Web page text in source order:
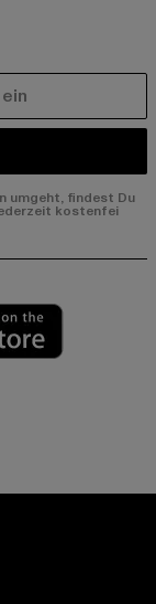
umgeht, findest Du
kostenfei